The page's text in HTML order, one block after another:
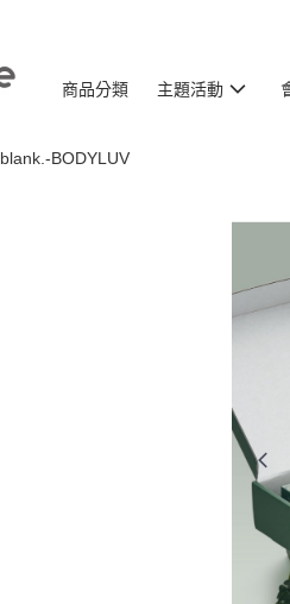
商品分類 主題活動
blank.-BODYLUV